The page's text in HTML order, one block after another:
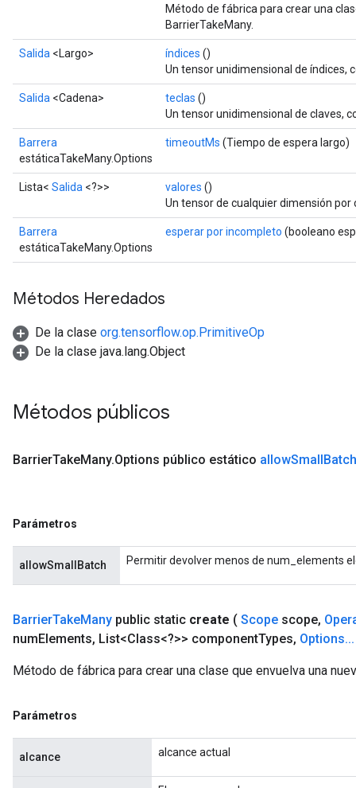
Método de fábrica para crear una
BarrierTakeMany.
Salida <Largo> índices ()
Un tensor unidimensional de índices,
Salida <Cadena> teclas ()
Un tensor unidimensional de claves,
Barrera
estáticaTakeMany.Options
timeoutMs (Tiempo de espera largo)
Lista< Salida <?>> valores ()
Un tensor de cualquier dimensión
Barrera
estáticaTakeMany.Options
esperar por incompleto (booleano
Métodos Heredados
De la clase org.tensorflow.op.PrimitiveOp
De la clase java.lang.Object
Métodos públicos
BarrierTakeMany.Options público estático allowSmallBatch
Parámetros
allowSmallBatch Permitir devolver menos de num_elements
BarrierTakeMany public static create ( Scope scope,
numElements, List<Class<?>> componentTypes, Options...
Método de fábrica para crear una clase que envuelva una
Parámetros
alcance alcance actual